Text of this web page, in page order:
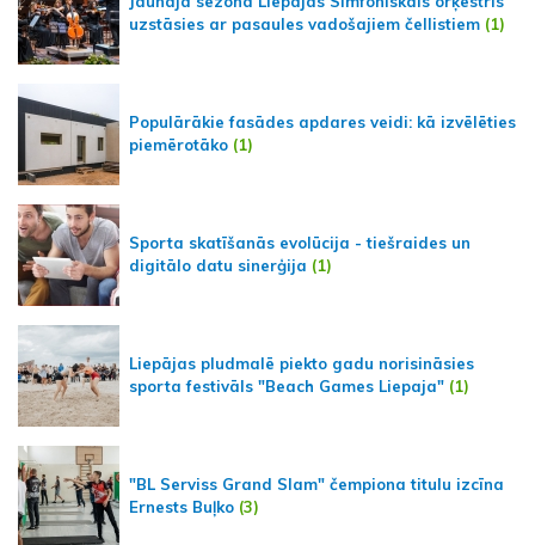
uzstāsies ar pasaules vadošajiem čellistiem (1)
Populārākie fasādes apdares veidi: kā izvēlēties
piemērotāko (1)
Sporta skatīšanās evolūcija - tiešraides un
digitālo datu sinerģija (1)
Liepājas pludmalē piekto gadu norisināsies
sporta festivāls "Beach Games Liepaja" (1)
"BL Serviss Grand Slam" čempiona titulu izcīna
Ernests Buļko (3)